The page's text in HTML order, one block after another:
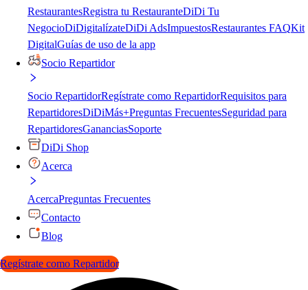
RestaurantesRegistra tu RestauranteDiDi Tu
NegocioDiDigitalízateDiDi AdsImpuestosRestaurantes FAQKit
DigitalGuías de uso de la app
Socio Repartidor
Socio RepartidorRegístrate como RepartidorRequisitos para
RepartidoresDiDiMás+Preguntas FrecuentesSeguridad para
RepartidoresGananciasSoporte
DiDi Shop
Acerca
AcercaPreguntas Frecuentes
Contacto
Blog
Regístrate como Repartidor